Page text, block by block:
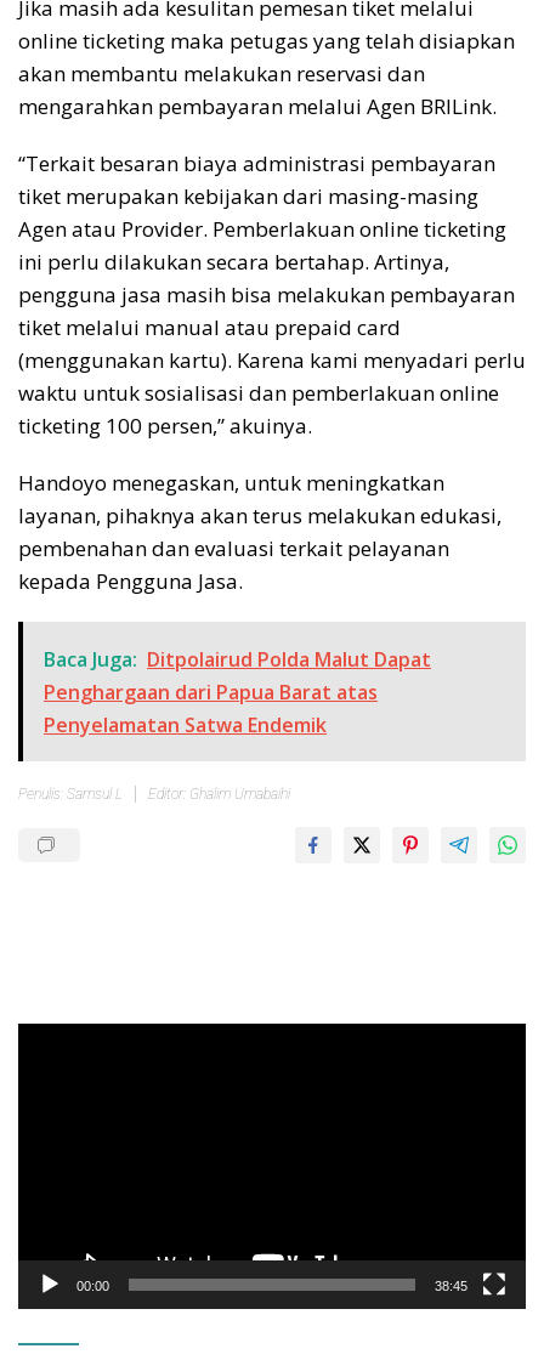
Jika masih ada kesulitan pemesan tiket melalui
online ticketing maka petugas yang telah disiapkan
akan membantu melakukan reservasi dan
mengarahkan pembayaran melalui Agen BRILink.
“Terkait besaran biaya administrasi pembayaran
tiket merupakan kebijakan dari masing-masing
Agen atau Provider. Pemberlakuan online ticketing
ini perlu dilakukan secara bertahap. Artinya,
pengguna jasa masih bisa melakukan pembayaran
tiket melalui manual atau prepaid card
(menggunakan kartu). Karena kami menyadari perlu
waktu untuk sosialisasi dan pemberlakuan online
ticketing 100 persen,” akuinya.
Handoyo menegaskan, untuk meningkatkan
layanan, pihaknya akan terus melakukan edukasi,
pembenahan dan evaluasi terkait pelayanan
kepada Pengguna Jasa.
Baca Juga: Ditpolairud Polda Malut Dapat
Penghargaan dari Papua Barat atas
Penyelamatan Satwa Endemik
Penulis: Samsul L Editor: Ghalim Umabaihi
00:00 38:45